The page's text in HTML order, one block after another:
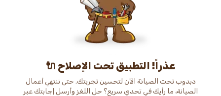
عذراً! التطبيق تحت الإصلاح 🔌
دبدوب تحت الصيانة الآن لتحسين تجربتك. حتى ننتهي أعمال
الصيانة، ما رأيك في تحدي سريع؟ حل اللغز وأرسل إجابتك عبر